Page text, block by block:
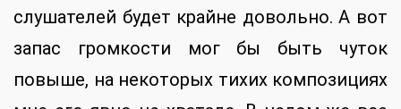
слушателей будет крайне довольно. А вот
запас громкости мог бы быть чуток
повыше, на некоторых тихих композициях